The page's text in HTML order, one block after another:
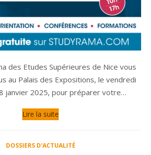
des Etudes Supérieures de Nice vous
au Palais des Expositions, le vendredi
janvier 2025, pour préparer votre…
Lire la suite
DOSSIERS D'ACTUALITÉ